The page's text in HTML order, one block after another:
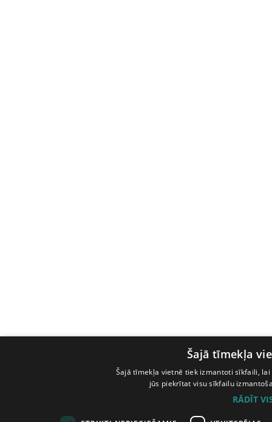
Šajā tīmekļa
Šajā tīmekļa vietnē tiek izmantoti sīkfaili,
jūs piekrītat visu sīkfailu
RĀDĪT